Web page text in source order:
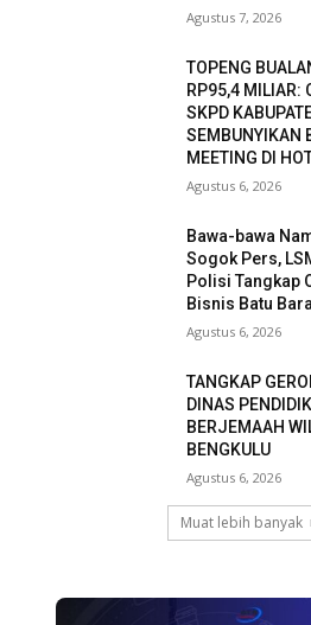
Agustus 7, 2026
TOPENG
RP95,4 MILIAR:
SKPD
SEMBUNYIKAN
MEETING DI
Agustus 6, 2026
Bawa-bawa
Sogok Pers,
Polisi Tangkap
Bisnis Batu
Agustus 6, 2026
TANGKAP
DINAS
BERJEMAAH
BENGKULU
Agustus 6, 2026
Muat lebih banyak